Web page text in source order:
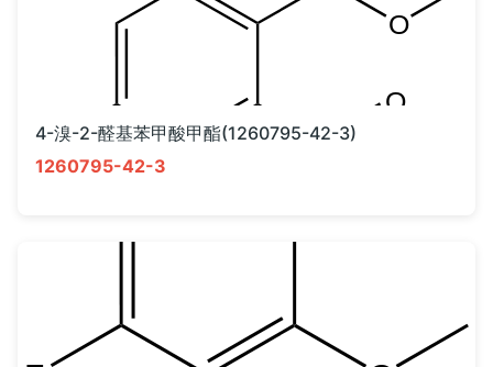
4-溴-2-醛基苯甲酸甲酯(1260795-42-3)
1260795-42-3